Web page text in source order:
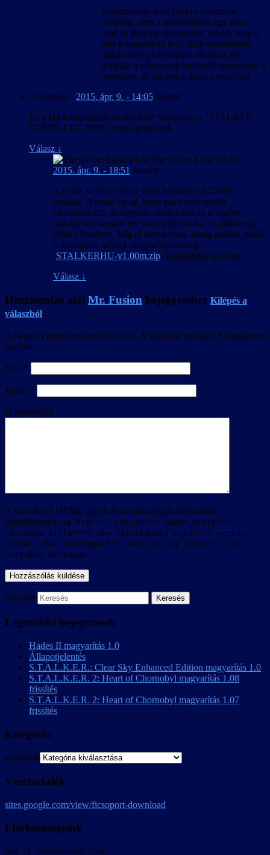
Folyamatban levő játékra viszont ne
telepítsd, mert a módosítások egy része
csak új játékkal érvényesül, mások meg a
már folyamatban levő játék mentéseinél
mindenféle problémákat okoznak (új
játéknál a változások kezdettől beépülnek a
mentésbe, és olyankor nincs probléma).
Vélemény - 2015. ápr. 9. - 14:05 szerint:
Ez a fájl kompatibilis modokkal? Szószerint a “STALKER
COMPLETE 2009″ modra gondolok…
Válasz ↓
The Sweet Little 16-bit -
2015. ápr. 9. - 18:51 szerint:
A jó hír az, hogy össze lehet békíteni a SC2009
moddal. A rossz hír az, hogy pár évvel ezelőtt
elkezdtem ezt, de egyelőre nem jutottam a végére,
mindig betolakszik elé valami új munka, és akkor egy
időre elfelejtem. Míg el nem készül, addig modok mellé
a feliratozás nélküli magyarításcsomag
(STALKERHU-v1.00m.zip) használatát ajánlom.
Válasz ↓
Hozzászólás a(z) Mr. Fusion bejegyzéshez Kilépés a
válaszból
Az email címet nem tesszük közzé. A kötelező mezőket * karakterrel
jelöljük.
Név *
Email *
Hozzászólás
A következő HTML tag-ek és tulajdonságok használata
engedélyezett: <a href="" title=""> <abbr title="">
<acronym title=""> <b> <blockquote cite=""> <cite>
<code> <del datetime=""> <em> <i> <q cite=""> <s>
<strike> <strong>
Keresés
Legutóbbi bejegyzések
Hades II magyarítás 1.0
Állapotjelentés
S.T.A.L.K.E.R.: Clear Sky Enhanced Edition magyarítás 1.0
S.T.A.L.K.E.R. 2: Heart of Chornobyl magyarítás 1.08
frissítés
S.T.A.L.K.E.R. 2: Heart of Chornobyl magyarítás 1.07
frissítés
kategória
kategória
Vésztartalék
sites.google.com/view/ficsoport-download
Elérhetőségeink
mrf_of_vsb@hotmail.com